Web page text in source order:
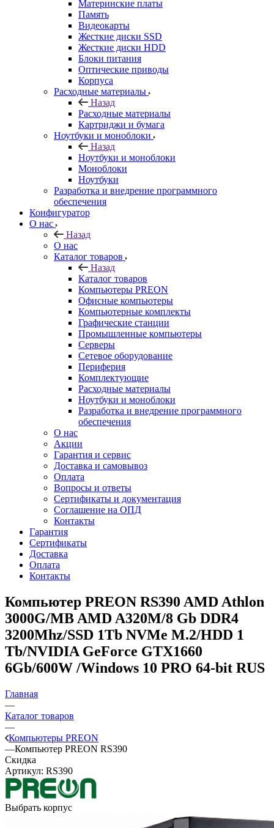
Материнские платы
Память
Видеокарты
Жесткие диски SSD
Жесткие диски HDD
Блоки питания
Оптические приводы
Корпуса
Расходные материалы
Назад
Расходные материалы
Картриджи и бумага
Ноутбуки и моноблоки
Назад
Ноутбуки и моноблоки
Моноблоки
Ноутбуки
Разработка и внедрение программного
обеспечения
Конфигуратор
О нас
Назад
О нас
Каталог товаров
Назад
Каталог товаров
Компьютеры PREON
Офисные компьютеры
Компьютерные комплекты
Графические станции
Промышленные компьютеры
Серверы
Сетевое оборудование
Периферия
Комплектующие
Расходные материалы
Ноутбуки и моноблоки
Разработка и внедрение программного
обеспечения
О нас
Акции
Гарантия и сервис
Доставка и самовывоз
Оплата
Вопросы и ответы
Сертификаты и документация
Соглашение на ОПД
Контакты
Гарантия
Сертификаты
Доставка
Оплата
Контакты
Компьютер PREON RS390 AMD Athlon
3000G/MB AMD A320M/8 Gb DDR4
3200Mhz/SSD 1Tb NVMe M.2/HDD 1
Tb/NVIDIA GeForce GTX1660
6Gb/600W /Windows 10 PRO 64-bit RUS
Главная
—
Каталог товаров
—
Компьютеры PREON
—Компьютер PREON RS390
Скидка
Артикул: RS390
Выбрать корпус